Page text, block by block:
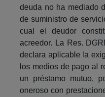
deuda no ha mediado
de suministro de
cual el deudor
acreedor. La Res.
declara aplicable la
los medios de pago al
un préstamo mutuo,
oneroso con